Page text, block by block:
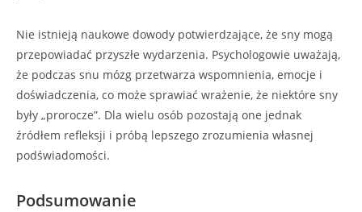
Nie istnieją naukowe dowody potwierdzające, że sny mogą
przepowiadać przyszłe wydarzenia. Psychologowie uważają,
że podczas snu mózg przetwarza wspomnienia, emocje i
doświadczenia, co może sprawiać wrażenie, że niektóre sny
były „prorocze”. Dla wielu osób pozostają one jednak
źródłem refleksji i próbą lepszego zrozumienia własnej
podświadomości.
Podsumowanie